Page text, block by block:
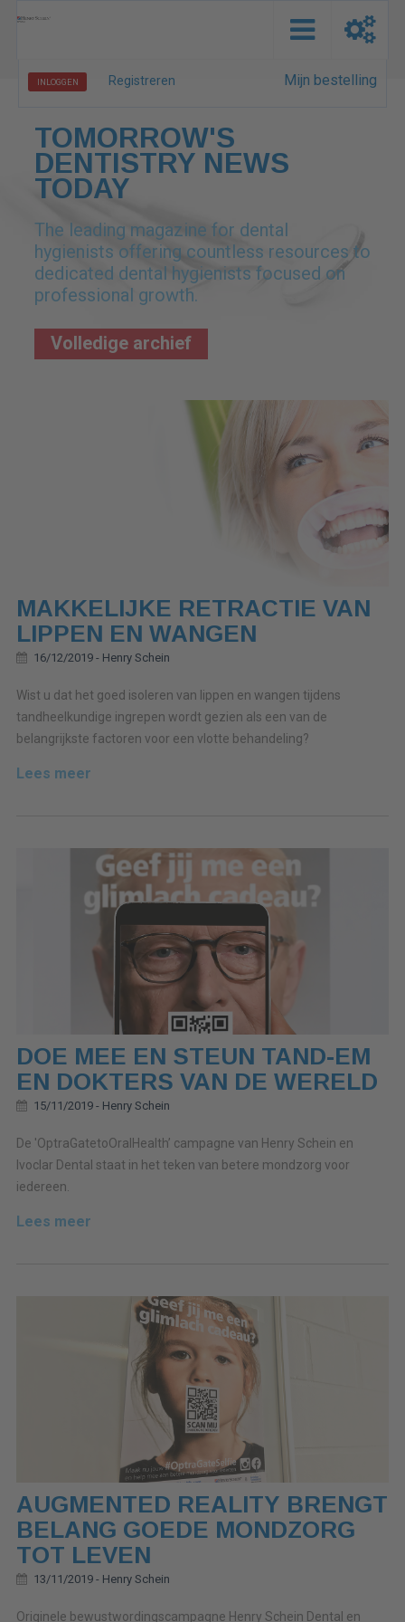
INLOGGEN Registreren Mijn bestelling
TOMORROW'S
DENTISTRY NEWS
TODAY
The leading magazine for dental
hygienists offering countless resources to
dedicated dental hygienists focused on
professional growth.
Volledige archief
MAKKELIJKE RETRACTIE VAN
LIPPEN EN WANGEN
16/12/2019 - Henry Schein
Wist u dat het goed isoleren van lippen en wangen tijdens
tandheelkundige ingrepen wordt gezien als een van de
belangrijkste factoren voor een vlotte behandeling?
Lees meer
DOE MEE EN STEUN TAND-EM
EN DOKTERS VAN DE WERELD
15/11/2019 - Henry Schein
De 'OptraGatetoOralHealth’ campagne van Henry Schein en
Ivoclar Dental staat in het teken van betere mondzorg voor
iedereen.
Lees meer
AUGMENTED REALITY BRENGT
BELANG GOEDE MONDZORG
TOT LEVEN
13/11/2019 - Henry Schein
Originele bewustwordingscampagne Henry Schein Dental en